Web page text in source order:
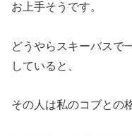
お上手そうです。
どうやらスキーバスで
していると、
その人は私のコブとの